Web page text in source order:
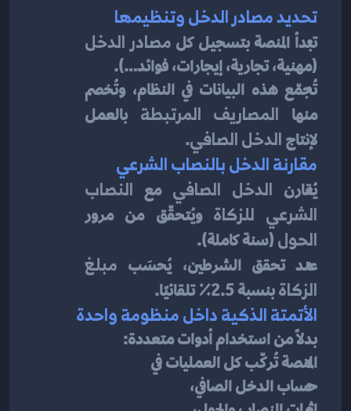
تحديد مصادر الدخل وتنظيمها
تبدأ المنصة بتسجيل كل مصادر الدخل
(مهنية، تجارية، إيجارات، فوائد…).
منها المصاريف المرتبطة
لإنتاج الدخل الصافي.
مقارنة الدخل بالنصاب الشرعي
يُقارن الدخل الصافي مع
الشرعي للزكاة ويُتحقّق من مرور
الحول (سنة كاملة).
عند تحقق الشرطين، يُحسَب
مبلغ
الزكاة بنسبة 2.5٪ تلقائيًا.
الأتمتة الذكية داخل منظومة واحدة
بدلًا من استخدام أدوات متعددة:
المنصة تُركّب كل العمليات في
حساب الدخل الصافي،